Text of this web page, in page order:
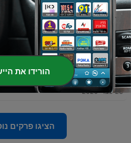
23 23_מסכת מגילה דף כ עמוד א
22 22_מסכת מגילה דף יט עמוד ב
23 פבר' 2020
21
- 21_מסכת מגילה דף יט עמוד א
23 פבר' 2020
הציגו פרקים
הורידו את